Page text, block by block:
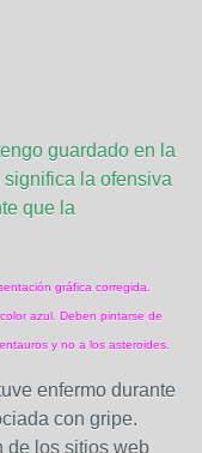
guardado en la
la ofensiva
que la
gráfica corregida.
azul. Deben pintarse de
y no a los asteroides.
enfermo durante
con gripe.
de los sitios web